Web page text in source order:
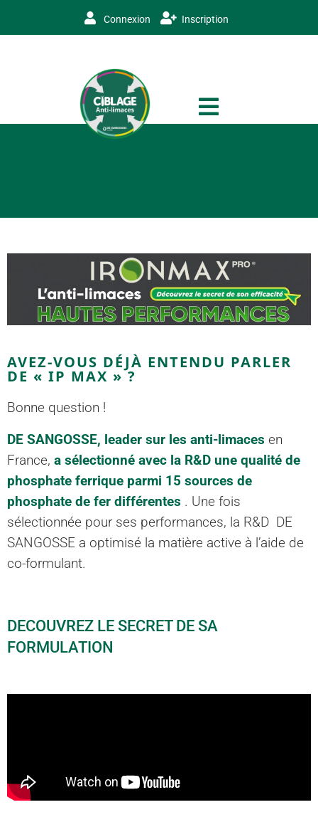
Connexion Inscription
AVEZ-VOUS DÉJÀ ENTENDU PARLER
DE « IP MAX » ?​
Bonne question !
DE SANGOSSE, leader sur les anti-limaces en
France, a sélectionné avec la R&D une qualité de
phosphate ferrique parmi 15 sources de
phosphate de fer différentes . Une fois
sélectionnée pour ses performances, la R&D DE
SANGOSSE a optimisé la matière active à l’aide de
co-formulant.
DECOUVREZ LE SECRET DE SA
FORMULATION